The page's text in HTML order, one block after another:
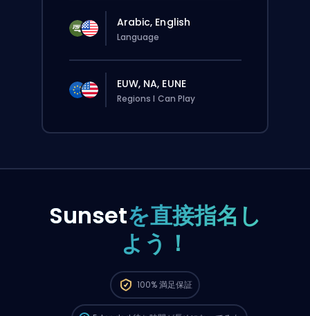
Arabic, English
Language
EUW, NA, EUNE
Regions I Can Play
Sunsetを直接指名し
よう！
100%満足保証
から、サイトから普通に注文するより待ち時間
が長くなる可能性があるよ。